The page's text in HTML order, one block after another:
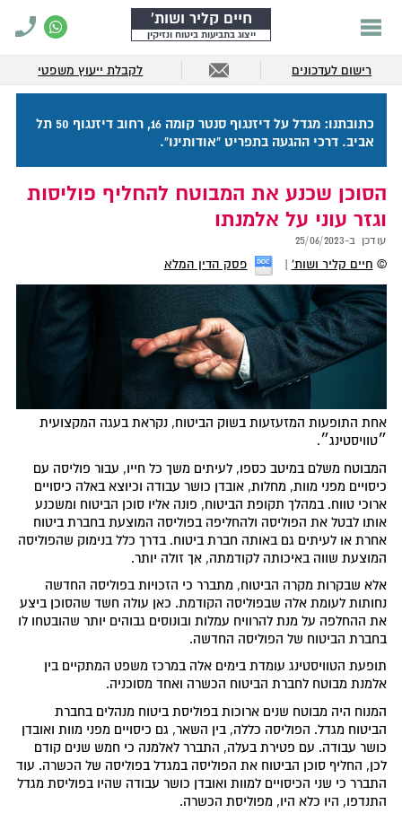
חיים קליר ושות'
ייצוג בתביעות ביטוח ונזיקין
רישום לעדכונים לקבלת ייעוץ משפטי
כתובתנו: מגדל על דיזנגוף סנטר קומה 16, רחוב דיזנגוף 50 תל
אביב. דרכי ההגעה בתפריט "אודותינו".
הסוכן שכנע את המבוטח להחליף פוליסות
וגזר עוני על אלמנתו
עודכן ב-25/06/2023
© חיים קליר ושות' פסק הדין המלא
אחת התופעות המזעזעות בשוק הביטוח, נקראת בעגה המקצועית
״טוויסטינג״.
המבוטח משלם במיטב כספו, לעיתים משך כל חייו, עבור פוליסה עם
כיסויים מפני מוות, מחלות, אובדן כושר עבודה וכיוצא באלה כיסויים
ארוכי טווח. במהלך תקופת הביטוח, פונה אליו סוכן הביטוח ומשכנע
אותו לבטל את הפוליסה ולהחליפה בפוליסה המוצעת בחברת ביטוח
אחרת או לעיתים גם באותה חברת ביטוח. בדרך כלל בנימוק שהפוליסה
המוצעת שווה באיכותה לקודמתה, אך זולה יותר.
אלא שבקרות מקרה הביטוח, מתברר כי הזכויות בפוליסה החדשה
נחותות לעומת אלה שבפוליסה הקודמת. כאן עולה חשד שהסוכן ביצע
את ההחלפה על מנת להרוויח עמלות ובונוסים גבוהים יותר שהובטחו לו
בחברת הביטוח של הפוליסה החדשה.
תופעת הטוויסטינג עומדת בימים אלה במרכז משפט המתקיים בין
אלמנת מבוטח לחברת הביטוח הכשרה ואחד מסוכניה.
המנוח היה מבוטח שנים ארוכות בפוליסת ביטוח מנהלים בחברת
הביטוח מגדל. הפוליסה כללה, בין השאר, גם כיסויים מפני מוות ואובדן
כושר עבודה. עם פטירת בעלה, התברר לאלמנה כי חמש שנים קודם
לכן, החליף סוכן הביטוח את הפוליסה במגדל בפוליסה של הכשרה. עוד
התברר כי שני הכיסויים למוות ואובדן כושר עבודה שהיו בפוליסת מגדל
התנדפו, היו כלא היו, מפוליסת הכשרה.